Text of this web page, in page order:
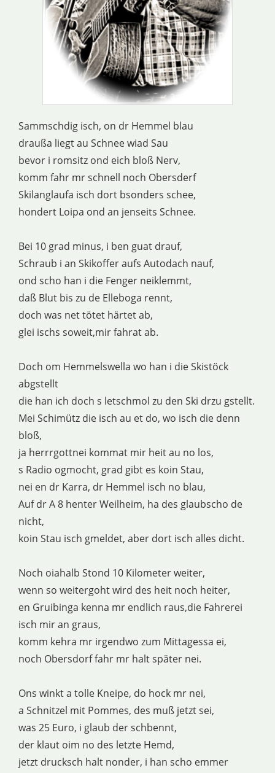
Sammschdig isch, on dr Hemmel blau
draußa liegt au Schnee wiad Sau
bevor i romsitz ond eich bloß Nerv,
komm fahr mr schnell noch Obersderf
Skilanglaufa isch dort bsonders schee,
hondert Loipa ond an jenseits Schnee.
Bei 10 grad minus, i ben guat drauf,
Schraub i an Skikoffer aufs Autodach nauf,
ond scho han i die Fenger neiklemmt,
daß Blut bis zu de Elleboga rennt,
doch was net tötet härtet ab,
glei ischs soweit,mir fahrat ab.
Doch om Hemmelswella wo han i die Skistöck
abgstellt
die han ich doch s letschmol zu den Ski drzu gstellt.
Mei Schimütz die isch au et do, wo isch die denn
bloß,
ja herrrgottnei kommat mir heit au no los,
s Radio ogmocht, grad gibt es koin Stau,
nei en dr Karra, dr Hemmel isch no blau,
Auf dr A 8 henter Weilheim, ha des glaubscho de
nicht,
koin Stau isch gmeldet, aber dort isch alles dicht.
Noch oiahalb Stond 10 Kilometer weiter,
wenn so weitergoht wird des heit noch heiter,
en Gruibinga kenna mr endlich raus,die Fahrerei
isch mir an graus,
komm kehra mr irgendwo zum Mittagessa ei,
noch Obersdorf fahr mr halt später nei.
Ons winkt a tolle Kneipe, do hock mr nei,
a Schnitzel mit Pommes, des muß jetzt sei,
was 25 Euro, i glaub der schbennt,
der klaut oim no des letzte Hemd,
jetzt drucksch halt nonder, i han scho emmer